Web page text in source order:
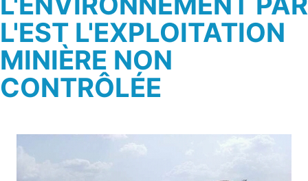
L'EST L'EXPLOITATION
MINIÈRE NON
CONTRÔLÉE